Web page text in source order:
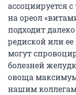
ассоциируется
на ореол
подходит
редиской или
могут
болезней
овоща
нашим